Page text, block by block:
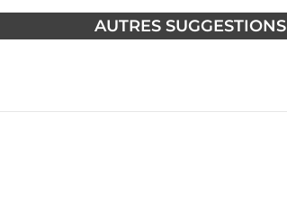
AUTRES SUGGESTIONS